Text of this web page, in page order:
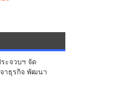
ประธาน
ะจวบฯ จัด
าธุรกิจ พัฒนา
บการ ขยายช่อง